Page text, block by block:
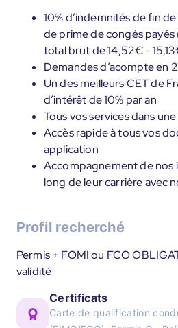
10% d’indemnités de fin
de prime de congés payés
total brut de 14,52€ -
Demandes d’acompte en
Un des meilleurs CET de
d’intérêt de 10% par an
Tous vos services dans
Accès rapide à tous vos
application
Accompagnement de nos
long de leur carrière avec
Profil recherché
Permis + FOMI ou FCO
validité
Certificats
Carte de qualification